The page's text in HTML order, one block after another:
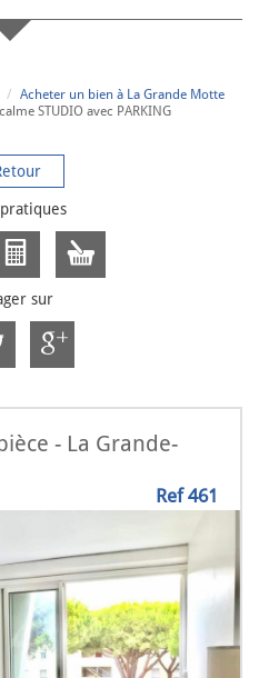
Acheter un bien à La Grande Motte
STUDIO avec PARKING
sur
- La Grande-
Ref 461